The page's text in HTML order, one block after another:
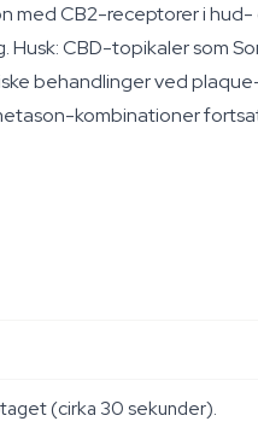
med CB2-receptorer i
CBD-topikaler som
behandlinger ved
kombinationer
(cirka 30 sekunder).